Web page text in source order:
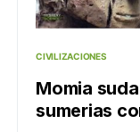
CIVILIZACIONES
Momia
sumerias